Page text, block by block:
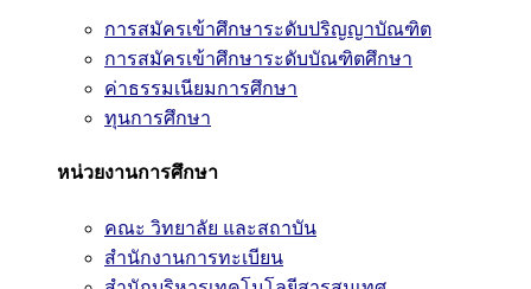
การสมัครเข้าศึกษาระดับปริญญาบัณฑิต
การสมัครเข้าศึกษาระดับบัณฑิตศึกษา
ค่าธรรมเนียมการศึกษา
ทุนการศึกษา
หน่วยงานการศึกษา
คณะ วิทยาลัย และสถาบัน
สำนักงานการทะเบียน